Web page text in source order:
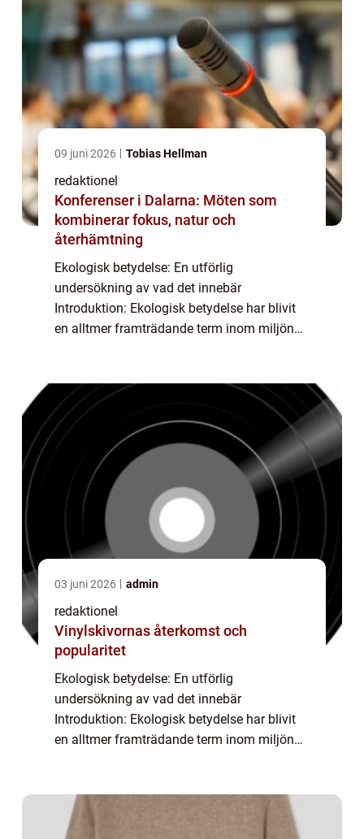
09 juni 2026 Tobias Hellman
redaktionel
Konferenser i Dalarna: Möten som
kombinerar fokus, natur och
återhämtning
Ekologisk betydelse: En utförlig
undersökning av vad det innebär
Introduktion: Ekologisk betydelse har blivit
en alltmer framträdande term inom miljön
översikt över begr...
03 juni 2026 admin
redaktionel
Vinylskivornas återkomst och
popularitet
Ekologisk betydelse: En utförlig
undersökning av vad det innebär
Introduktion: Ekologisk betydelse har blivit
en alltmer framträdande term inom miljön
översikt över begr...